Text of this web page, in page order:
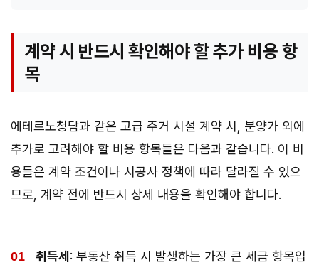
계약 시 반드시 확인해야 할 추가 비용 항
목
에테르노청담과 같은 고급 주거 시설 계약 시, 분양가 외에
추가로 고려해야 할 비용 항목들은 다음과 같습니다. 이 비
용들은 계약 조건이나 시공사 정책에 따라 달라질 수 있으
므로, 계약 전에 반드시 상세 내용을 확인해야 합니다.
취득세 : 부동산 취득 시 발생하는 가장 큰 세금 항목입